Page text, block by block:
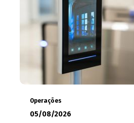
Operações
05/08/2026